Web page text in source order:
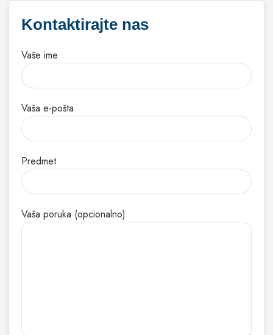
Kontaktirajte nas
Vaše ime
Vaša e-pošta
Predmet
Vaša poruka (opcionalno)